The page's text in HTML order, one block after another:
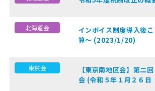
北海道会
インボイス制度導入後
算～ (2023/1/20)
東京会
【東京南地区会】第
会 (令和５年１月２６日